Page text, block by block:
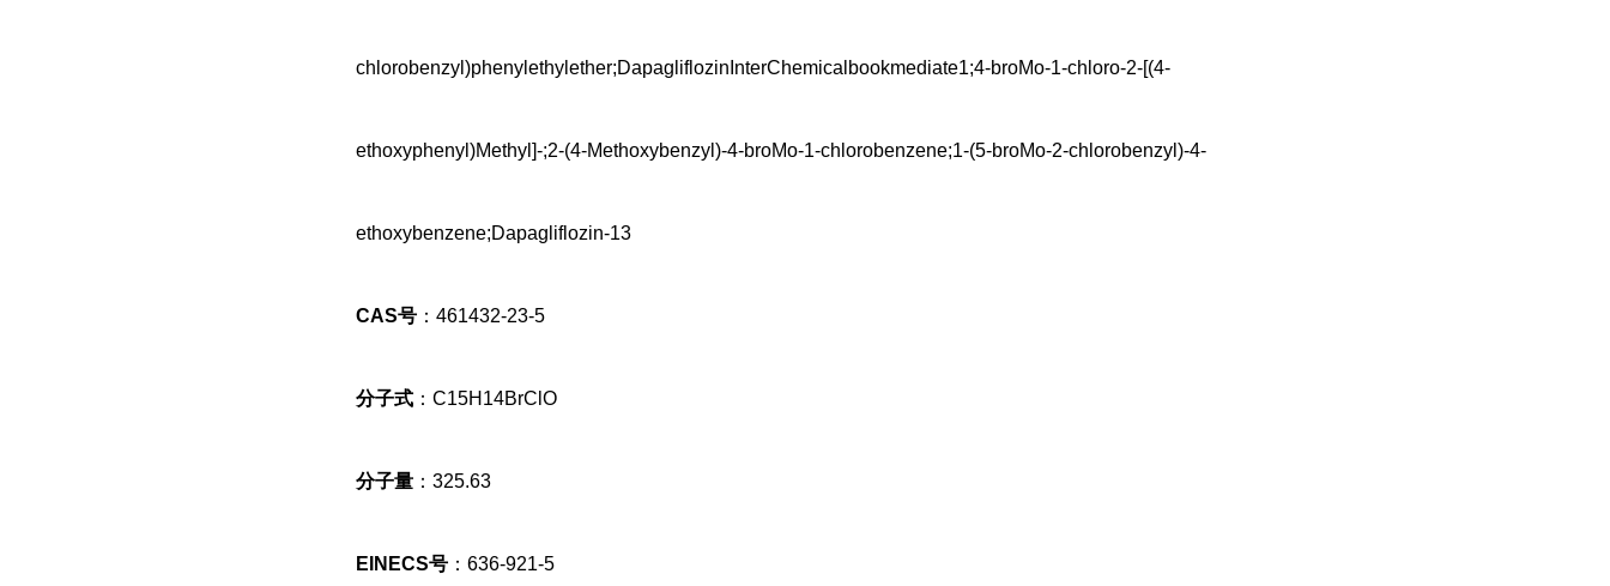
chlorobenzyl)phenylethylether;DapagliflozinInterChemicalbookmediate1;4-broMo-1-chloro-2-[(4-
ethoxyphenyl)Methyl]-;2-(4-Methoxybenzyl)-4-broMo-1-chlorobenzene;1-(5-broMo-2-chlorobenzyl)-4-
ethoxybenzene;Dapagliflozin-13
CAS号 ：461432-23-5
分子式 ：C15H14BrClO
分子量 ：325.63
EINECS号 ：636-921-5